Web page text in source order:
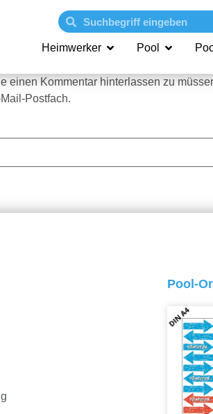
Heimwerker Pool
einen Kommentar hinterlassen zu
Postfach.
Pool-